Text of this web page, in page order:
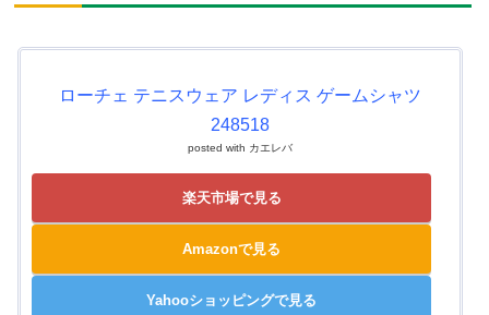
ローチェ テニスウェア レディス ゲームシャツ
248518
posted with カエレバ
楽天市場で見る
Amazonで見る
Yahooショッピングで見る